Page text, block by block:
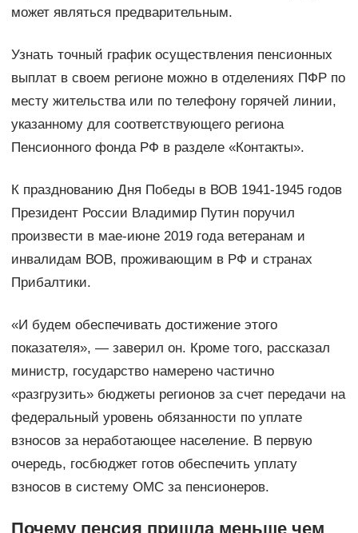
может являться предварительным.
Узнать точный график осуществления пенсионных
выплат в своем регионе можно в отделениях ПФР по
месту жительства или по телефону горячей линии,
указанному для соответствующего региона
Пенсионного фонда РФ в разделе «Контакты».
К празднованию Дня Победы в ВОВ 1941-1945 годов
Президент России Владимир Путин поручил
произвести в мае-июне 2019 года ветеранам и
инвалидам ВОВ, проживающим в РФ и странах
Прибалтики.
«И будем обеспечивать достижение этого
показателя», — заверил он. Кроме того, рассказал
министр, государство намерено частично
«разгрузить» бюджеты регионов за счет передачи на
федеральный уровень обязанности по уплате
взносов за неработающее население. В первую
очередь, госбюджет готов обеспечить уплату
взносов в систему ОМС за пенсионеров.
Почему пенсия пришла меньше чем